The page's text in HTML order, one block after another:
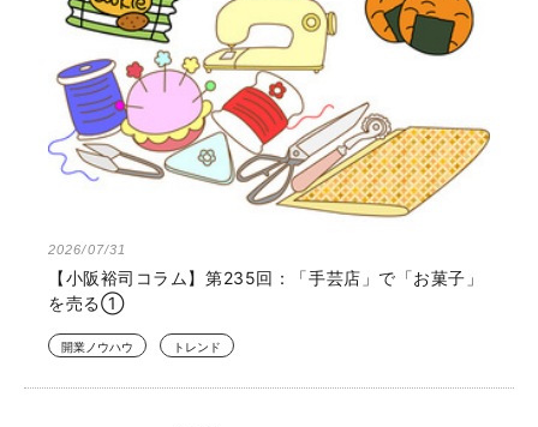
2026/07/31
【小阪裕司コラム】第235回：「手芸店」で「お菓子」
を売る①
開業ノウハウ トレンド